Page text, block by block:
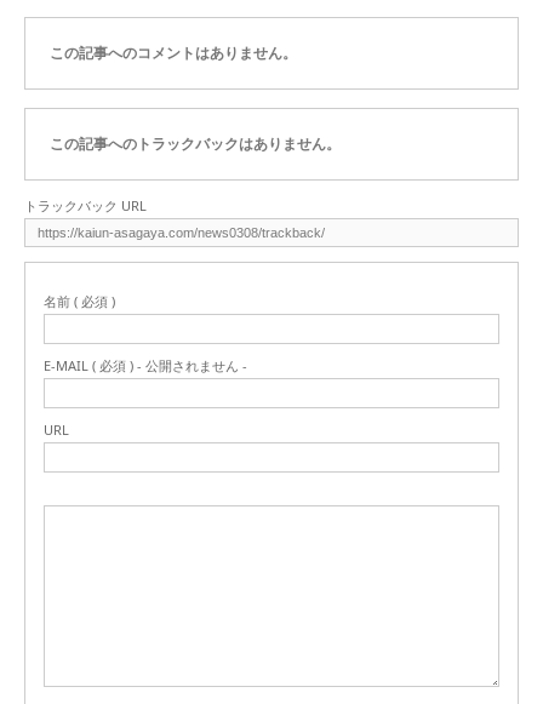
この記事へのコメントはありません。
この記事へのトラックバックはありません。
トラックバック URL
名前 ( 必須 )
E-MAIL ( 必須 ) - 公開されません -
URL